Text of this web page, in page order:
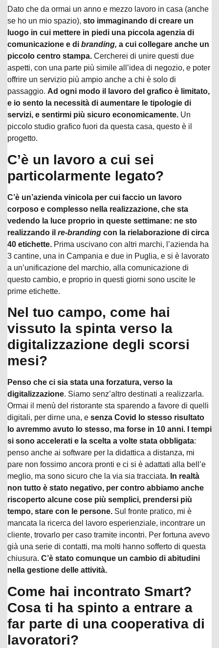
Dato che da ormai un anno e mezzo lavoro in casa (anche
se ho un mio spazio), sto immaginando di creare un
luogo in cui mettere in piedi una piccola agenzia di
comunicazione e di branding, a cui collegare anche un
piccolo centro stampa. Cercherei di unire questi due
aspetti, con una parte più simile all’idea di negozio, e poter
offrire un servizio più ampio anche a chi è solo di
passaggio. Ad ogni modo il lavoro del grafico è limitato,
e io sento la necessità di aumentare le tipologie di
servizi, e sentirmi più sicuro economicamente. Un
piccolo studio grafico fuori da questa casa, questo è il
progetto.
C’è un lavoro a cui sei
particolarmente legato?
C’è un’azienda vinicola per cui faccio un lavoro
corposo e complesso nella realizzazione, che sta
vedendo la luce proprio in queste settimane: ne sto
realizzando il re-branding con la rielaborazione di circa
40 etichette. Prima uscivano con altri marchi, l’azienda ha
3 cantine, una in Campania e due in Puglia, e si è lavorato
a un’unificazione del marchio, alla comunicazione di
questo cambio, e proprio in questi giorni sono uscite le
prime etichette.
Nel tuo campo, come hai
vissuto la spinta verso la
digitalizzazione degli scorsi
mesi?
Penso che ci sia stata una forzatura, verso la
digitalizzazione. Siamo senz’altro destinati a realizzarla.
Ormai il menù del ristorante sta sparendo a favore di quelli
digitali, per dirne una, e senza Covid lo stesso risultato
lo avremmo avuto lo stesso, ma forse in 10 anni. I tempi
si sono accelerati e la scelta a volte stata obbligata:
penso anche ai software per la didattica a distanza, mi
pare non fossimo ancora pronti e ci si è adattati alla bell’e
meglio, ma sono sicuro che la via sia tracciata. In realtà
non tutto è stato negativo, per contro abbiamo anche
riscoperto alcune cose più semplici, prendersi più
tempo, stare con le persone. Sul fronte pratico, mi è
mancata la ricerca del lavoro esperienziale, incontrare un
cliente, trovarlo per caso tramite incontri. Per fortuna avevo
già una serie di contatti, ma molti hanno sofferto di questa
chiusura. C’è stato comunque un cambio di abitudini
nella gestione delle attività.
Come hai incontrato Smart?
Cosa ti ha spinto a entrare a
far parte di una cooperativa di
lavoratori?